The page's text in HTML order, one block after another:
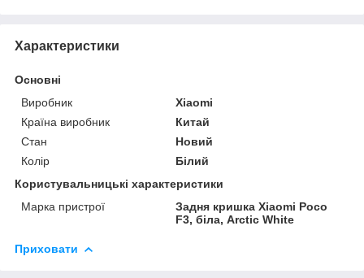
Характеристики
Основні
Виробник
Xiaomi
Країна виробник
Китай
Стан
Новий
Колір
Білий
Користувальницькі характеристики
Марка пристрої
Задня кришка Xiaomi Poco
F3, біла, Arctic White
Приховати